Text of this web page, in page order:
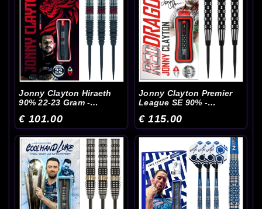
Jonny Clayton Hiraeth
90% 22-23 Gram -
€ 101.00
Jonny Clayton Premier
League SE 90% -
€ 115.00